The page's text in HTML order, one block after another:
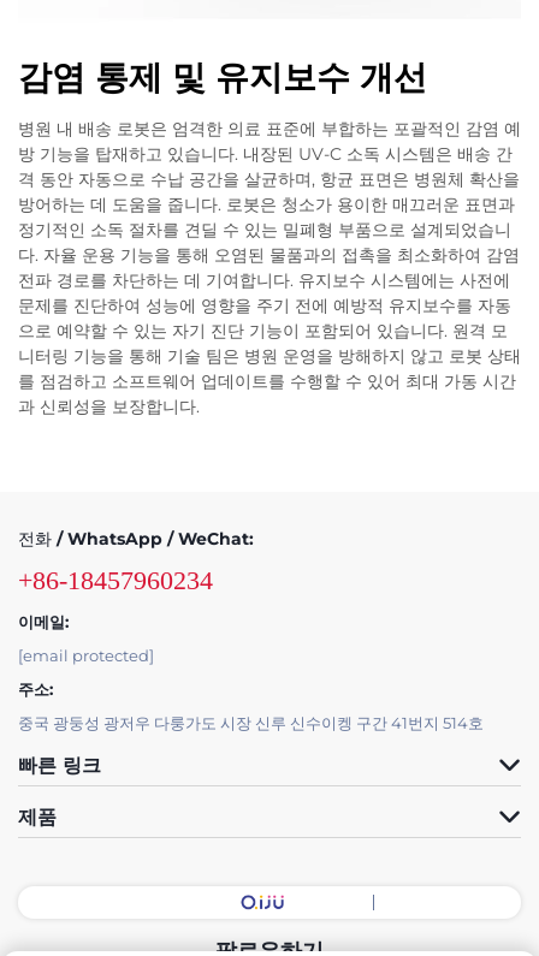
감염 통제 및 유지보수 개선
병원 내 배송 로봇은 엄격한 의료 표준에 부합하는 포괄적인 감염 예
방 기능을 탑재하고 있습니다. 내장된 UV-C 소독 시스템은 배송 간
격 동안 자동으로 수납 공간을 살균하며, 항균 표면은 병원체 확산을
방어하는 데 도움을 줍니다. 로봇은 청소가 용이한 매끄러운 표면과
정기적인 소독 절차를 견딜 수 있는 밀폐형 부품으로 설계되었습니
다. 자율 운용 기능을 통해 오염된 물품과의 접촉을 최소화하여 감염
전파 경로를 차단하는 데 기여합니다. 유지보수 시스템에는 사전에
문제를 진단하여 성능에 영향을 주기 전에 예방적 유지보수를 자동
으로 예약할 수 있는 자기 진단 기능이 포함되어 있습니다. 원격 모
니터링 기능을 통해 기술 팀은 병원 운영을 방해하지 않고 로봇 상태
를 점검하고 소프트웨어 업데이트를 수행할 수 있어 최대 가동 시간
과 신뢰성을 보장합니다.
전화 / WhatsApp / WeChat:
+86-18457960234
이메일:
[email protected]
주소:
중국 광둥성 광저우 다룽가도 시장 신루 신수이켕 구간 41번지 514호
빠른 링크
제품